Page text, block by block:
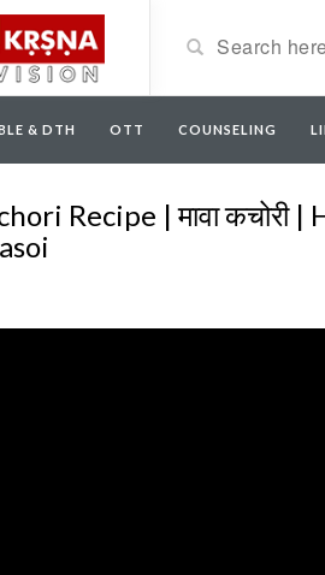
& DTH OTT COUNSELING
Recipe | मावा